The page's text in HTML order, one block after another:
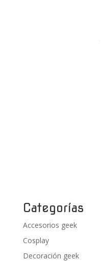
Categorías
Accesorios geek
Cosplay
Decoración geek